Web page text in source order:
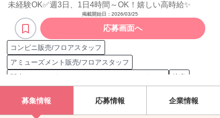
未経験OK✅週3日、1日4時間～OK！嬉しい高時給✨
掲載開始日： 2026/03/25
応募画面へ
コンビニ販売/フロアスタッフ
アミューズメント販売/フロアスタッフ
販売/フロアスタッフ（スーパー/ホームセンター）
接客
募集情報 応募情報 企業情報